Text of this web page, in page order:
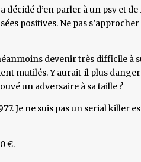
décidé d’en parler à un psy et
positives. Ne pas
devenir très difficile à
mutilés. Y aurait-il plus
un adversaire à sa taille ?
Je ne suis pas un serial killer
€.